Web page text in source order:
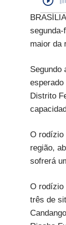
maior da
Segundo
Distrito
O rodízio
região,
sofrerá
O rodízio
três de